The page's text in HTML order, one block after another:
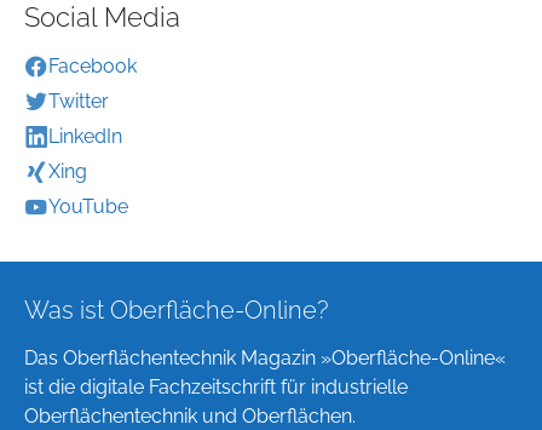
Social Media
Facebook
Twitter
LinkedIn
Xing
YouTube
Was ist Oberfläche-Online?
Das Oberflächentechnik Magazin »Oberfläche-Online«
ist die digitale Fachzeitschrift für industrielle
Oberflächentechnik und Oberflächen.